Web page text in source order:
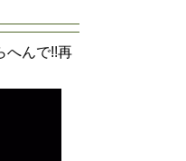
へんで!!再